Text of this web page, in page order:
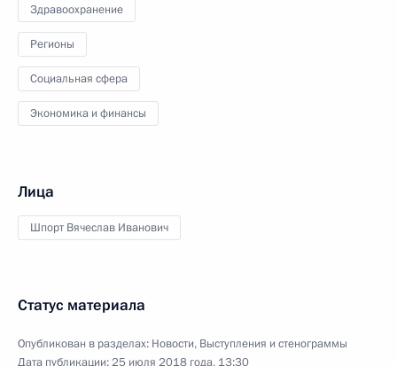
Здравоохранение
Регионы
Социальная сфера
Экономика и финансы
Лица
Шпорт Вячеслав Иванович
Статус материала
Опубликован в разделах: Новости, Выступления и стенограммы
Дата публикации:25 июля 2018 года, 13:30